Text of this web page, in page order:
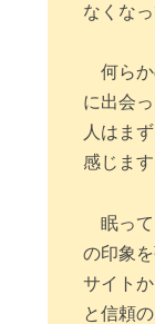
なくな
何ら
に出会
人はま
感じます
眠っ
の印象
サイト
と信頼